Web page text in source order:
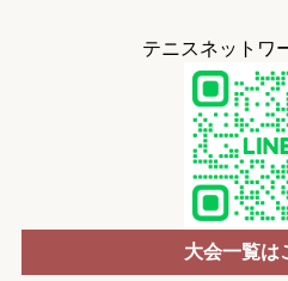
テニスネットワ
大会一覧は